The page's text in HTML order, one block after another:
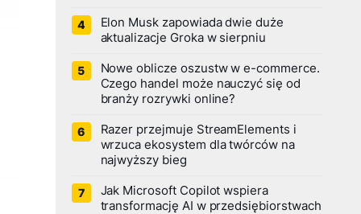
Elon Musk zapowiada dwie duże
aktualizacje Groka w sierpniu
Nowe oblicze oszustw w e-commerce.
Czego handel może nauczyć się od
branży rozrywki online?
Razer przejmuje StreamElements i
wrzuca ekosystem dla twórców na
najwyższy bieg
Jak Microsoft Copilot wspiera
transformację AI w przedsiębiorstwach